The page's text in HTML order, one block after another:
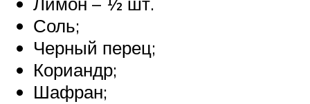
Соль;
Черный перец;
Кориандр;
Шафран;